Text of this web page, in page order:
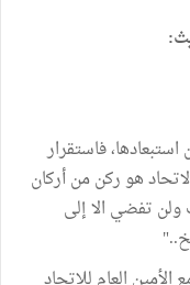
فاستقرار
هو ركن من أركان
ولن تفضي الا إلى